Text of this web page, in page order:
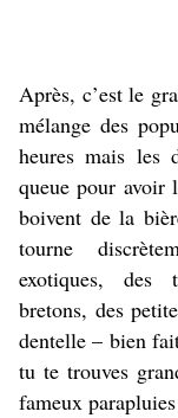
Après, c’est le
mélange des
heures mais les
queue pour avoir
boivent de la
tourne
exotiques, des
bretons, des
dentelle – bien
tu te trouves
fameux